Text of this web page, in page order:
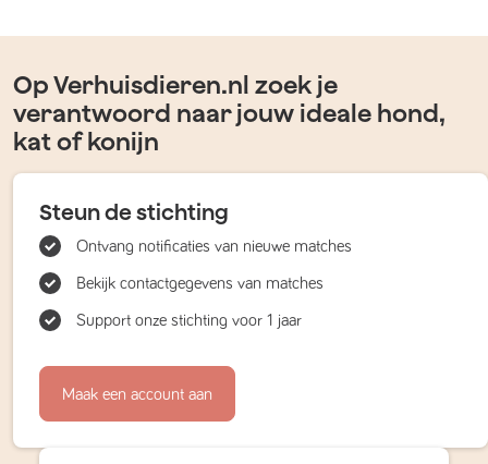
Op Verhuisdieren.nl zoek je
verantwoord naar jouw ideale hond,
kat of konijn
Steun de stichting
Ontvang notificaties van nieuwe matches
Bekijk contactgegevens van matches
Support onze stichting voor 1 jaar
Maak een account aan